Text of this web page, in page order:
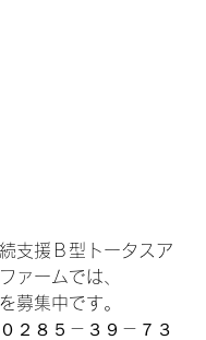
支援Ｂ型トータスア
ァームでは、
募集中です。
２８５－３９－７３